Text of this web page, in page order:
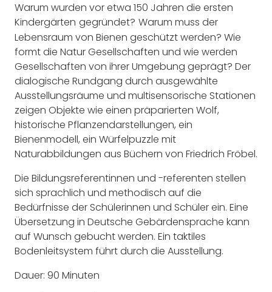
Warum wurden vor etwa 150 Jahren die ersten
Kindergärten gegründet? Warum muss der
Lebensraum von Bienen geschützt werden? Wie
formt die Natur Gesellschaften und wie werden
Gesellschaften von ihrer Umgebung geprägt? Der
dialogische Rundgang durch ausgewählte
Ausstellungsräume und multisensorische Stationen
zeigen Objekte wie einen präparierten Wolf,
historische Pflanzendarstellungen, ein
Bienenmodell, ein Würfelpuzzle mit
Naturabbildungen aus Büchern von Friedrich Fröbel.
Die Bildungsreferentinnen und -referenten stellen
sich sprachlich und methodisch auf die
Bedürfnisse der Schülerinnen und Schüler ein. Eine
Übersetzung in Deutsche Gebärdensprache kann
auf Wunsch gebucht werden. Ein taktiles
Bodenleitsystem führt durch die Ausstellung.
Dauer: 90 Minuten